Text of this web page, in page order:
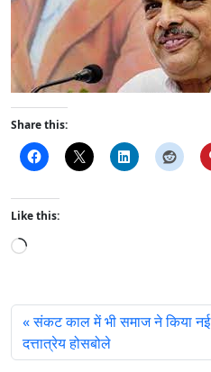
Share this:
Like this:
L
d
i
n
संकट काल में भी समाज ने किया
दत्तात्रेय होसबोले